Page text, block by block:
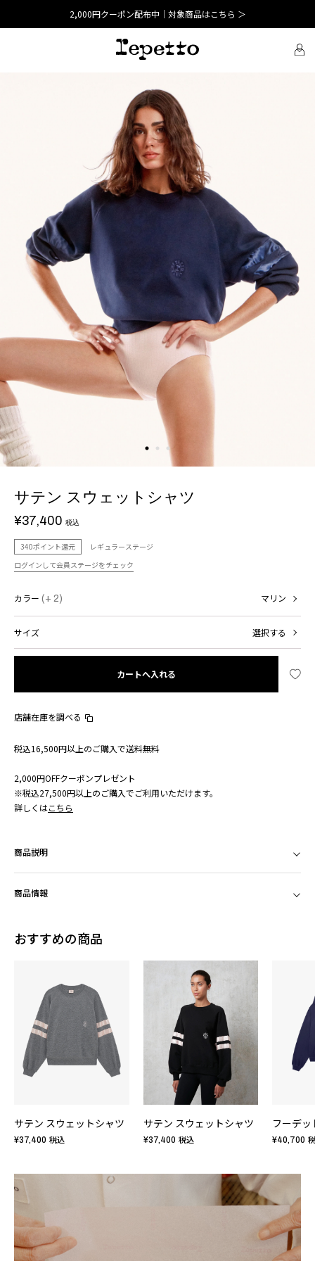
2,000円クーポン配布中｜対象商品はこちら ＞
サテン スウェットシャツ
¥37,400 税込
340ポイント還元
レギュラーステージ
ログインして会員ステージをチェック
カラー (+ 2) マリン
サイズ 選択する
カートへ入れる
店舗在庫を調べる
税込16,500円以上のご購入で送料無料
2,000円OFFクーポンプレゼント
※税込27,500円以上のご購入でご利用いただけます。
詳しくはこちら
商品説明
商品情報
おすすめの商品
サテン スウェットシャツ
¥37,400 税込
サテン スウェットシャツ
¥37,400 税込 ¥40,700